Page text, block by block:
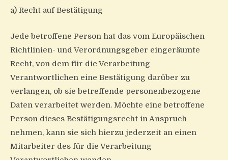
a) Recht auf Bestätigung
Jede betroffene Person hat das vom Europäischen
Richtlinien- und Verordnungsgeber eingeräumte
Recht, von dem für die Verarbeitung
Verantwortlichen eine Bestätigung darüber zu
verlangen, ob sie betreffende personenbezogene
Daten verarbeitet werden. Möchte eine betroffene
Person dieses Bestätigungsrecht in Anspruch
nehmen, kann sie sich hierzu jederzeit an einen
Mitarbeiter des für die Verarbeitung